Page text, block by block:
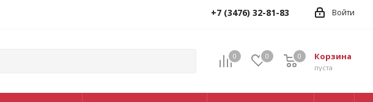
Войти
+7 (3476) 32-81-83
0 0 Корзина
0
пуста
0